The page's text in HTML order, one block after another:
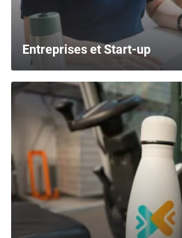
Entreprises et Start-up